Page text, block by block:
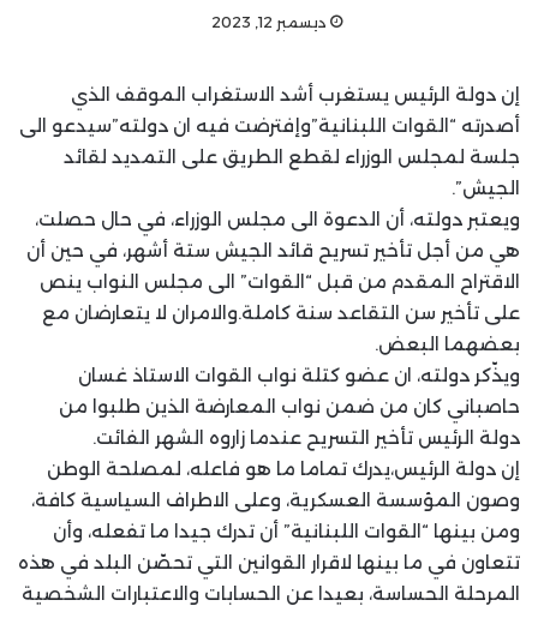
ديسمبر 12, 2023
إن دولة الرئيس يستغرب أشد الاستغراب الموقف الذي
أصدرته “القوات اللبنانية”وإفترضت فيه ان دولته”سيدعو الى
جلسة لمجلس الوزراء لقطع الطريق على التمديد لقائد
الجيش”.
ويعتبر دولته، أن الدعوة الى مجلس الوزراء، في حال حصلت،
هي من أجل تأخير تسريح قائد الجيش ستة أشهر، في حين أن
الاقتراح المقدم من قبل “القوات” الى مجلس النواب ينص
على تأخير سن التقاعد سنة كاملة.والامران لا يتعارضان مع
بعضهما البعض.
ويذّكر دولته، ان عضو كتلة نواب القوات الاستاذ غسان
حاصباني كان من ضمن نواب المعارضة الذين طلبوا من
دولة الرئيس تأخير التسريح عندما زاروه الشهر الفائت.
إن دولة الرئيس،يدرك تماما ما هو فاعله، لمصلحة الوطن
وصون المؤسسة العسكرية، وعلى الاطراف السياسية كافة،
ومن بينها “القوات اللبنانية” أن تدرك جيدا ما تفعله، وأن
تتعاون في ما بينها لاقرار القوانين التي تحصّن البلد في هذه
المرحلة الحساسة، بعيدا عن الحسابات والاعتبارات الشخصية